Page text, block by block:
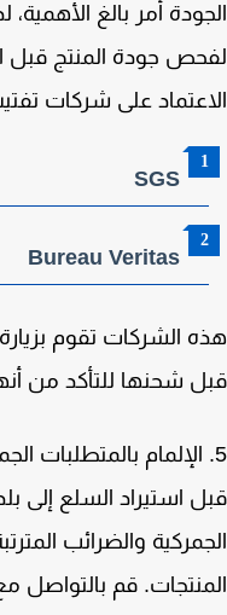
أمر بالغ
جودة المنتج قبل
على شركات
SGS
Bureau Veritas
الشركات تقوم بزيارة
شحنها للتأكد من أنها
استيراد السلع إلى
والضرائب
قم بالتواصل مع